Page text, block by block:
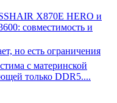
X870E HERO и
совместимость и
но есть ограничения
с материнской
только DDR5....